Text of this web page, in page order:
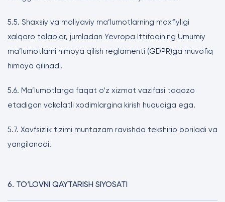
5.5. Shaxsiy va moliyaviy ma’lumotlarning maxfiyligi
xalqaro talablar, jumladan Yevropa Ittifoqining Umumiy
ma’lumotlarni himoya qilish reglamenti (GDPR)ga muvofiq
himoya qilinadi.
5.6. Ma’lumotlarga faqat o‘z xizmat vazifasi taqozo
etadigan vakolatli xodimlargina kirish huquqiga ega.
5.7. Xavfsizlik tizimi muntazam ravishda tekshirib boriladi va
yangilanadi.
6. TO‘LOVNI QAYTARISH SIYOSATI